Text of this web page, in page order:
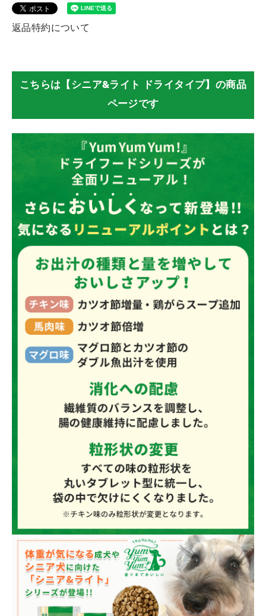
返品特約について
こちらは【シニア&ライト ドライタイプ】の商品
ページです